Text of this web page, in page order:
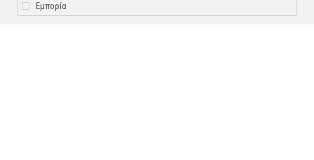
Εμπορία